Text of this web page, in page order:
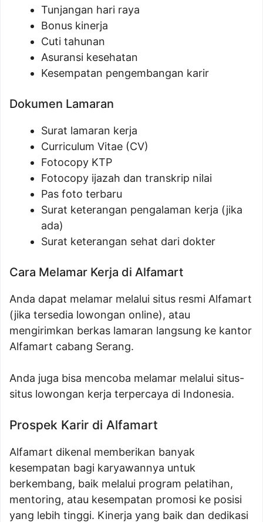
Tunjangan hari raya
Bonus kinerja
Cuti tahunan
Asuransi kesehatan
Kesempatan pengembangan karir
Dokumen Lamaran
Surat lamaran kerja
Curriculum Vitae (CV)
Fotocopy KTP
Fotocopy ijazah dan transkrip nilai
Pas foto terbaru
Surat keterangan pengalaman kerja (jika
ada)
Surat keterangan sehat dari dokter
Cara Melamar Kerja di Alfamart
Anda dapat melamar melalui situs resmi Alfamart
(jika tersedia lowongan online), atau
mengirimkan berkas lamaran langsung ke kantor
Alfamart cabang Serang.
Anda juga bisa mencoba melamar melalui situs-
situs lowongan kerja terpercaya di Indonesia.
Prospek Karir di Alfamart
Alfamart dikenal memberikan banyak
kesempatan bagi karyawannya untuk
berkembang, baik melalui program pelatihan,
mentoring, atau kesempatan promosi ke posisi
yang lebih tinggi. Kinerja yang baik dan dedikasi